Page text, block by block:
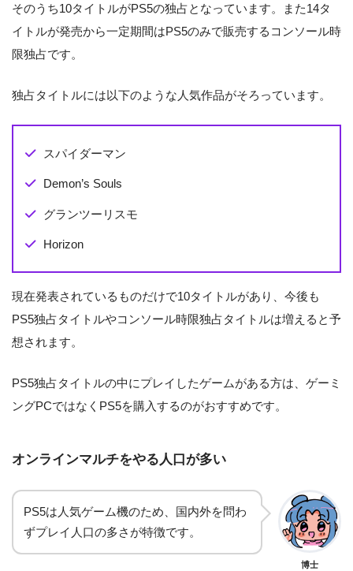
そのうち10タイトルがPS5の独占となっています。また14タ
イトルが発売から一定期間はPS5のみで販売するコンソール時
限独占です。
独占タイトルには以下のような人気作品がそろっています。
スパイダーマン
Demon’s Souls
グランツーリスモ
Horizon
現在発表されているものだけで10タイトルがあり、今後も
PS5独占タイトルやコンソール時限独占タイトルは増えると予
想されます。
PS5独占タイトルの中にプレイしたゲームがある方は、ゲーミ
ングPCではなくPS5を購入するのがおすすめです。
オンラインマルチをやる人口が多い
PS5は人気ゲーム機のため、国内外を問わ
ずプレイ人口の多さが特徴です。
博士